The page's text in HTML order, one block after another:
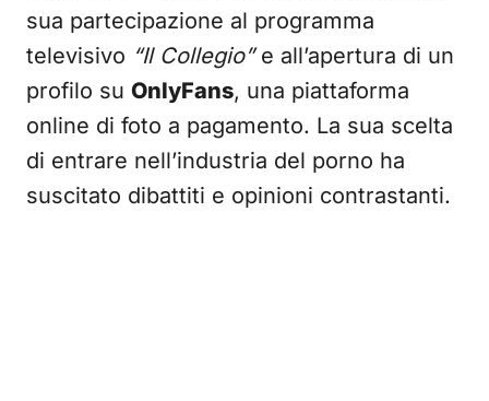
sua partecipazione al programma
televisivo “Il Collegio”e all’apertura di un
profilo su OnlyFans, una piattaforma
online di foto a pagamento. La sua scelta
di entrare nell’industria del porno ha
suscitato dibattiti e opinioni contrastanti.